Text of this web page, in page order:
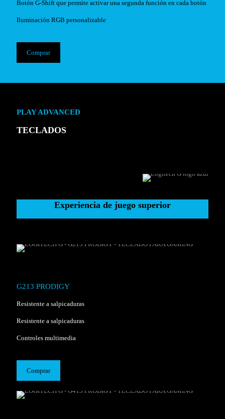
Botón G-Shift que permite activar una segunda función en cada botón
Iluminación RGB personalizable
Comprar
PLAY ADVANCED
TECLADOS
Experiencia de juego superior
G213 PRODIGY
Resistente a salpicaduras
Resistente a salpicaduras
Controles multimedia
Comprar